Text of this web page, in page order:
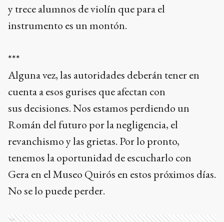
y trece alumnos de violín que para el
instrumento es un montón.
***
Alguna vez, las autoridades deberán tener en
cuenta a esos gurises que afectan con
sus decisiones. Nos estamos perdiendo un
Román del futuro por la negligencia, el
revanchismo y las grietas. Por lo pronto,
tenemos la oportunidad de escucharlo con
Gera en el Museo Quirós en estos próximos días.
No se lo puede perder.
Ads